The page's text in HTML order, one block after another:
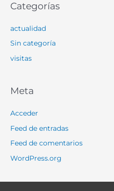
Categorías
actualidad
Sin categoría
visitas
Meta
Acceder
Feed de entradas
Feed de comentarios
WordPress.org